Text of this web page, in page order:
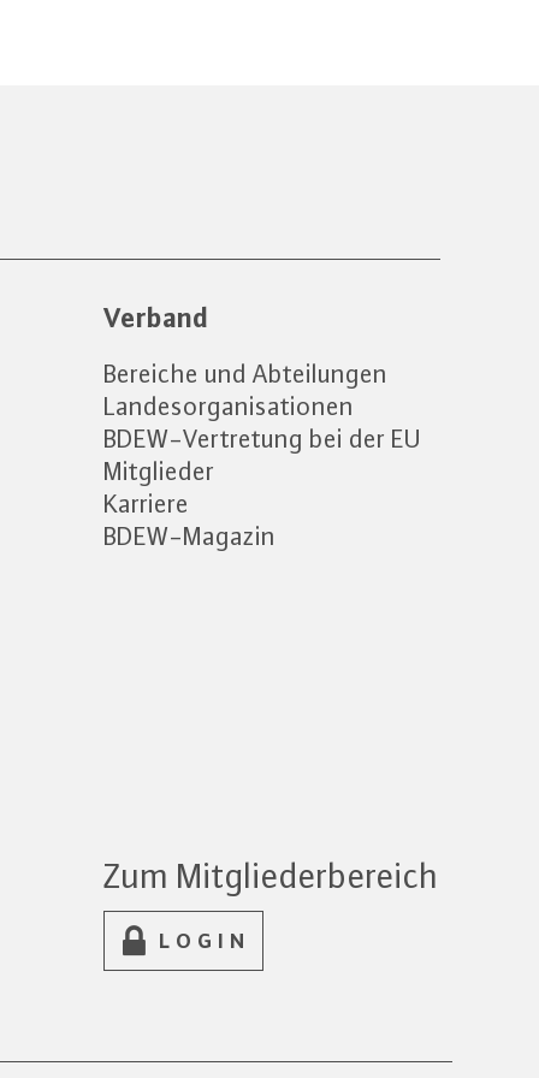
Verband
Bereiche und Abteilungen
Landesorganisationen
BDEW-Vertretung bei der EU
Mitglieder
Karriere
BDEW-Magazin
Zum Mitgliederbereich
LOGIN